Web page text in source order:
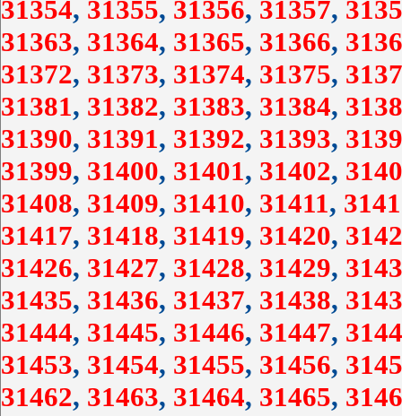
31354, 31355, 31356, 31357,
31363, 31364, 31365, 31366,
31372, 31373, 31374, 31375,
31381, 31382, 31383, 31384,
31390, 31391, 31392, 31393,
31399, 31400, 31401, 31402,
31408, 31409, 31410, 31411,
31417, 31418, 31419, 31420,
31426, 31427, 31428, 31429,
31435, 31436, 31437, 31438,
31444, 31445, 31446, 31447,
31453, 31454, 31455, 31456,
31462, 31463, 31464, 31465,